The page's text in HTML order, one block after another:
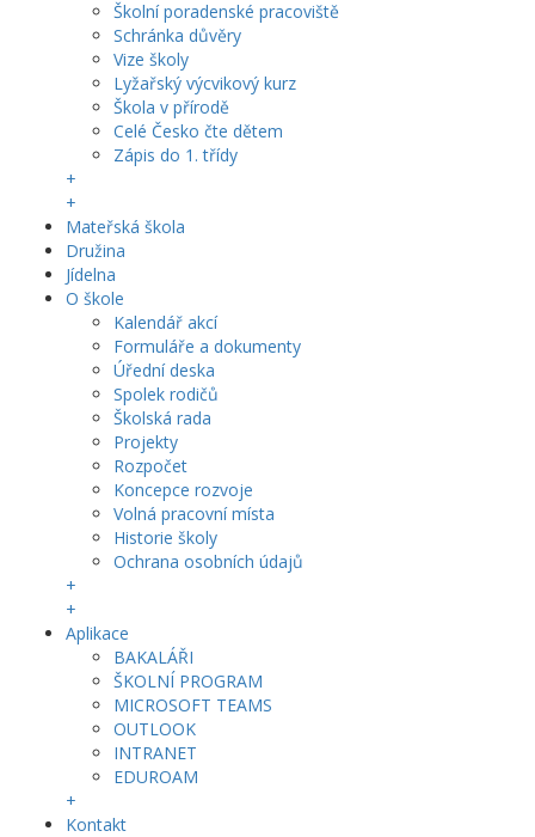
Školní poradenské pracoviště
Schránka důvěry
Vize školy
Lyžařský výcvikový kurz
Škola v přírodě
Celé Česko čte dětem
Zápis do 1. třídy
+
+
Mateřská škola
Družina
Jídelna
O škole
Kalendář akcí
Formuláře a dokumenty
Úřední deska
Spolek rodičů
Školská rada
Projekty
Rozpočet
Koncepce rozvoje
Volná pracovní místa
Historie školy
Ochrana osobních údajů
+
+
Aplikace
BAKALÁŘI
ŠKOLNÍ PROGRAM
MICROSOFT TEAMS
OUTLOOK
INTRANET
EDUROAM
+
Kontakt